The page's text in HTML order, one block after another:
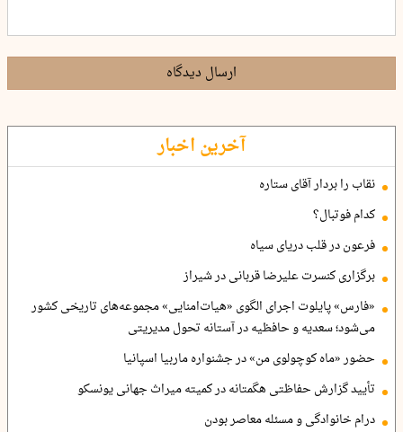
ارسال دیدگاه
آخرین اخبار
نقاب را بردار آقای ستاره
کدام فوتبال؟
فرعون در قلب دریای سیاه
برگزاری کنسرت علیرضا قربانی در شیراز
«فارس» پایلوت اجرای الگوی «هیات‌امنایی» مجموعه‌های تاریخی کشور
می‌شود؛ سعدیه و حافظیه در آستانه تحول مدیریتی
حضور «ماه کوچولوی من» در جشنواره ماربیا اسپانیا
تأیید گزارش حفاظتی هگمتانه در کمیته میراث جهانی یونسکو
درام خانوادگی و مسئله معاصر بودن